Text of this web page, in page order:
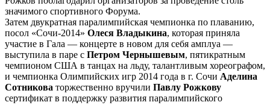
значимого спортивного Форума.
Затем двукратная паралимпийская чемпионка по плаванию,
посол «Сочи-2014» Олеся Владыкина, которая приняла
участие в Гала — концерте в новом для себя амплуа —
выступила в паре с Петром Чернышевым, пятикратным
чемпионом США в танцах на льду, талантливым хореографом,
и чемпионка Олимпийских игр 2014 года в г. Сочи Аделина
Сотникова торжественно вручили Павлу Рожкову
сертификат в поддержку развития паралимпийского